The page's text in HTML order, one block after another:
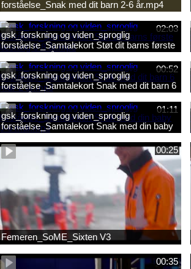
forståelse_Snak med dit barn 2-6 år.mp4
02:03
gsk_forskning og viden_sproglig
forståelse_Samtalekort Støt dit barns første
læsning 6-8 år.mp3
00:52
gsk_forskning og viden_sproglig
forståelse_Samtalekort Snak med dit barn 6
mdr-2 år.mp3
01:11
gsk_forskning og viden_sproglig
forståelse_Samtalekort Snak med din baby
0-6 mdr.mp3
00:25
Femeren_SoME_Sixten V3
00:35